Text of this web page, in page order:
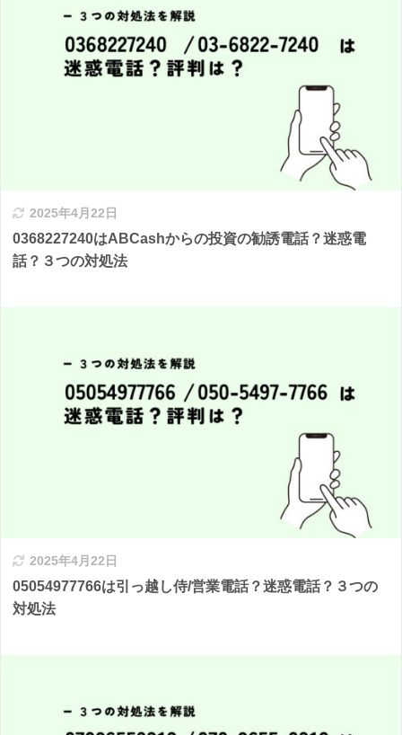
2025年4月22日
0368227240はABCashからの投資の勧誘電話？迷惑電
話？３つの対処法
2025年4月22日
05054977766は引っ越し侍/営業電話？迷惑電話？３つの
対処法